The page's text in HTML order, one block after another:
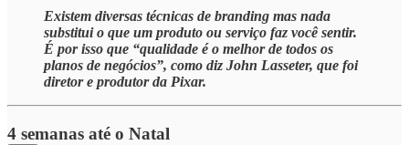
Existem diversas técnicas de branding mas nada
substitui o que um produto ou serviço faz você sentir.
É por isso que “qualidade é o melhor de todos os
planos de negócios”, como diz John Lasseter, que foi
diretor e produtor da Pixar.
4 semanas até o Natal